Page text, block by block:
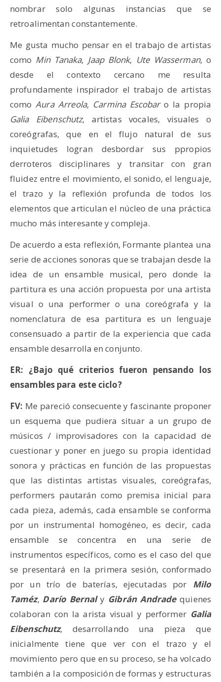
nombrar solo algunas instancias que se
retroalimentan constantemente.
Me gusta mucho pensar en el trabajo de artistas
como Min Tanaka, Jaap Blonk, Ute Wasserman, o
desde el contexto cercano me resulta
profundamente inspirador el trabajo de artistas
comoAura Arreola, Carmina Escobaro la propia
Galia Eibenschutz, artistas vocales, visuales o
coreógrafas, que en el flujo natural de sus
inquietudes logran desbordar sus ppropios
derroteros disciplinares y transitar con gran
fluidez entre el movimiento, el sonido, el lenguaje,
el trazo y la reflexión profunda de todos los
elementos que articulan el núcleo de una práctica
mucho más interesante y compleja.
De acuerdo a esta reflexión, Formante plantea una
serie de acciones sonoras que se trabajan desde la
idea de un ensamble musical, pero donde la
partitura es una acción propuesta por una artista
visual o una performer o una coreógrafa y la
nomenclatura de esa partitura es un lenguaje
consensuado a partir de la experiencia que cada
ensamble desarrolla en conjunto.
ER: ¿Bajo qué criterios fueron pensando los
ensambles para este ciclo?
FV: Me pareció consecuente y fascinante proponer
un esquema que pudiera situar a un grupo de
músicos / improvisadores con la capacidad de
cuestionar y poner en juego su propia identidad
sonora y prácticas en función de las propuestas
que las distintas artistas visuales, coreógrafas,
performers pautarán como premisa inicial para
cada pieza, además, cada ensamble se conforma
por un instrumental homogéneo, es decir, cada
ensamble se concentra en una serie de
instrumentos específicos, como es el caso del que
se presentará en la primera sesión, conformado
por un trío de baterías, ejecutadas por Milo
Taméz, Darío Bernaly Gibrán Andradequienes
colaboran con la arista visual y performer Galia
Eibenschutz, desarrollando una pieza que
inicialmente tiene que ver con el trazo y el
movimiento pero que en su proceso, se ha volcado
también a la composición de formas y estructuras